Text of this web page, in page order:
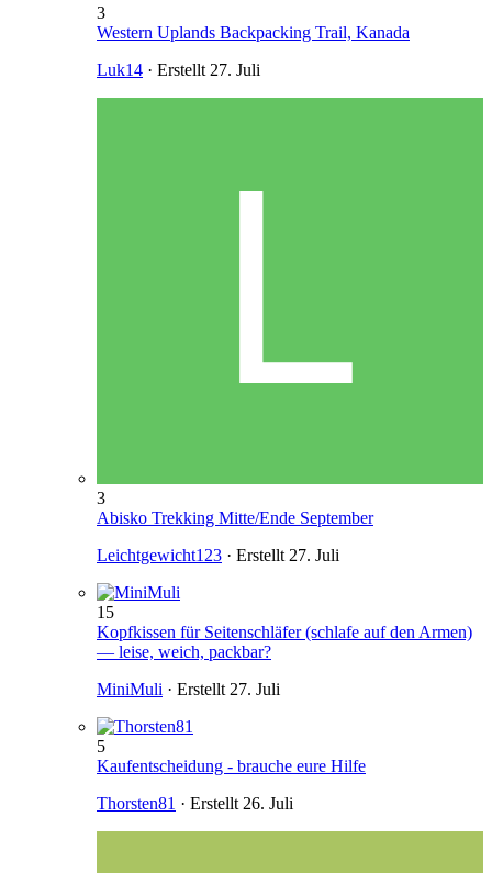
3
Western Uplands Backpacking Trail, Kanada
Luk14 · Erstellt 27. Juli
3
Abisko Trekking Mitte/Ende September
Leichtgewicht123 · Erstellt 27. Juli
15
Kopfkissen für Seitenschläfer (schlafe auf den Armen)
— leise, weich, packbar?
MiniMuli · Erstellt 27. Juli
5
Kaufentscheidung - brauche eure Hilfe
Thorsten81 · Erstellt 26. Juli